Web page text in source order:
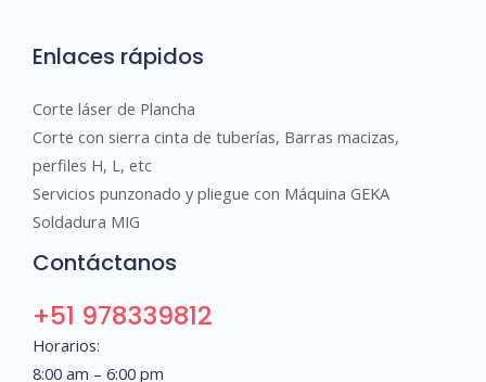
Enlaces rápidos
Corte láser de Plancha
Corte con sierra cinta de tuberías, Barras macizas,
perfiles H, L, etc
Servicios punzonado y pliegue con Máquina GEKA
Soldadura MIG
Contáctanos
+51 978339812
Horarios:
8:00 am – 6:00 pm